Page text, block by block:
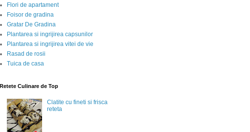
Flori de apartament
Foisor de gradina
Gratar De Gradina
Plantarea si ingrijirea capsunilor
Plantarea si ingrijirea vitei de vie
Rasad de rosii
Tuica de casa
Retete Culinare de Top
Clatite cu fineti si frisca
reteta